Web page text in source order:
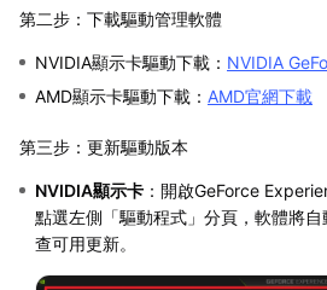
第二步：下載驅動管理軟體
NVIDIA顯示卡驅動下載： NVIDIA
AMD顯示卡驅動下載： AMD官網下載
第三步：更新驅動版本
NVIDIA顯示卡 ：開啟GeForce
點選左側「驅動程式」分頁，軟體將
查可用更新。